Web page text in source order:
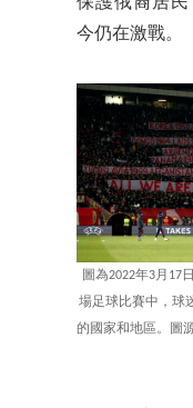
今仍在激戰。
圖為2022年3月17
場足球比賽中，球
的國家和地區。圖